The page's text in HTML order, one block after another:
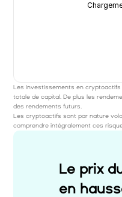
Les investissements en
totale de capital. De plus les
des rendements futurs.
Les cryptoactifs sont par nature
comprendre intégralement ces
Le prix
en